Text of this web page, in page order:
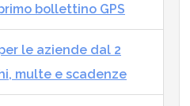
bollettino GPS
le aziende dal 2
multe e scadenze